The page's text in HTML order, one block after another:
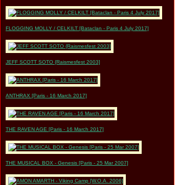
FLOGGING MOLLY / CELKILT [Bataclan - Paris 4 July 2017]
JEFF SCOTT SOTO {Raismesfest 2003]
ANTHRAX [Paris - 16 March 2017]
THE RAVEN AGE [Paris - 16 March 2017]
THE MUSICAL BOX - Genesis [Paris - 25 Mar 2007]